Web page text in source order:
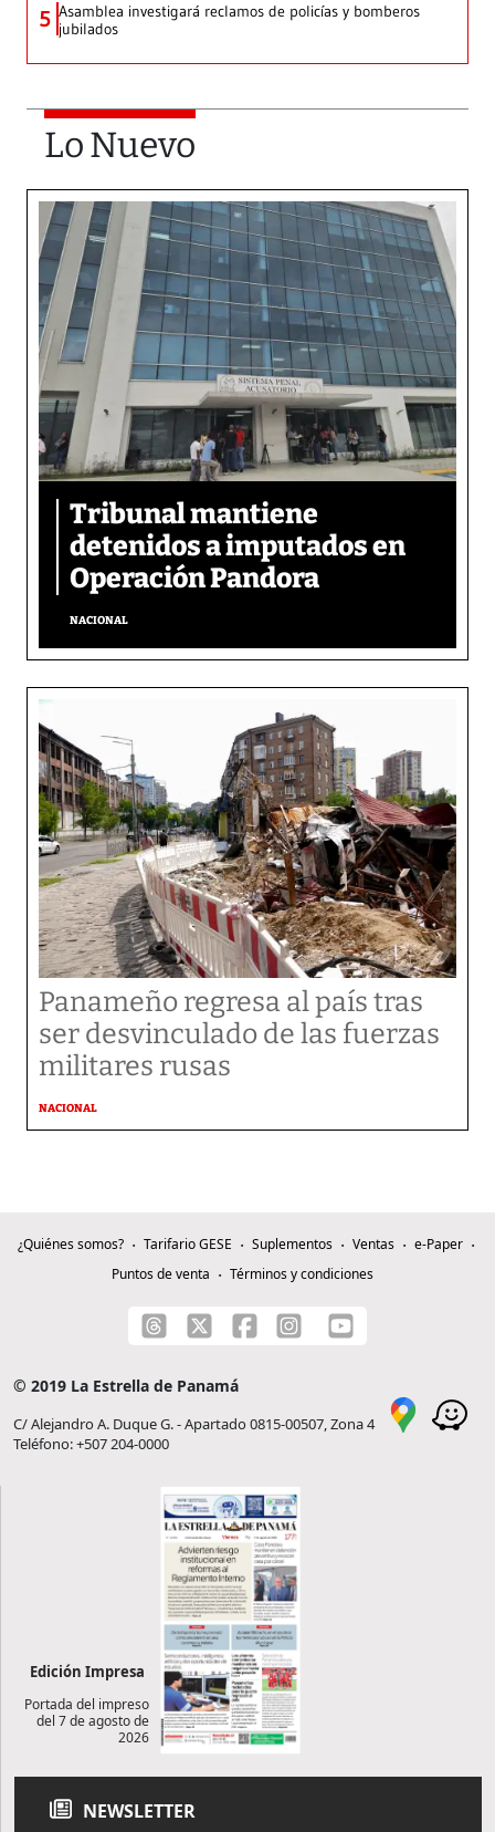
5 Asamblea investigará reclamos de policías y bomberos
jubilados
Lo Nuevo
Tribunal mantiene
detenidos a imputados en
Operación Pandora
NACIONAL
Panameño regresa al país tras
ser desvinculado de las fuerzas
militares rusas
NACIONAL
¿Quiénes somos? Tarifario GESE Suplementos Ventas
e-Paper
Puntos de venta
Términos y condiciones
© 2019 La Estrella de Panamá
C/ Alejandro A. Duque G. - Apartado 0815-00507, Zona 4
Teléfono: +507 204-0000
Edición Impresa
Portada del impreso
del 7 de agosto de
2026
NEWSLETTER